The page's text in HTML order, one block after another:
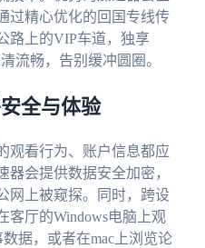
过精心优化的回国专线传
路上的VIP车道，独享
流畅，告别缓冲圆圈。
全与体验
观看行为、账户信息都应
会提供数据安全加密，
网上被窥探。同时，跨设
客厅的Windows电脑上观
据，或者在mac上浏览论